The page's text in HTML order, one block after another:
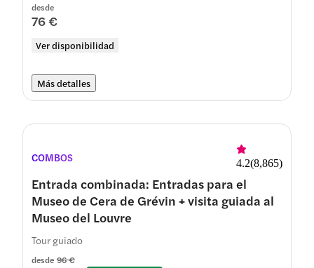
desde
76 €
Ver disponibilidad
Más detalles
COMBOS 4.2(8,865)
Entrada combinada: Entradas para el
Museo de Cera de Grévin + visita guiada al
Museo del Louvre
desde 96 €
Tour guiado